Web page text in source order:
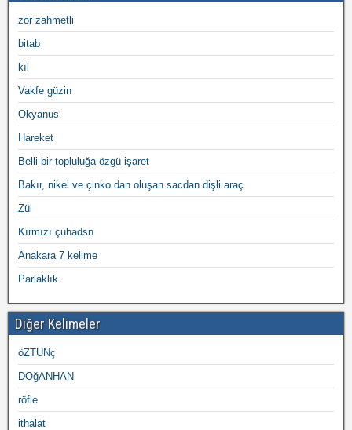
zor zahmetli
bitab
kıl
Vakfe güzin
Okyanus
Hareket
Belli bir topluluğa özgü işaret
Bakır, nikel ve çinko dan oluşan sacdan dişli araç
Zül
Kırmızı çuhadsn
Anakara 7 kelime
Parlaklık
Diğer Kelimeler
öZTUNç
DOğANHAN
röfle
ithalat